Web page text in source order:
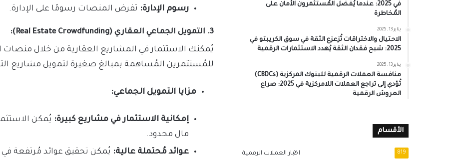
رسوم الإدارة: تفرض المنصات رسومًا على الإدارة.
3. التمويل الجماعي العقاري (Real Estate Crowdfunding):
يُمكنك الاستثمار في المشاريع العقارية من خلال منصات
للمُستثمرين المُساهمة بمبالغ صغيرة لتمويل مشاريع
مزايا التمويل الجماعي:
إمكانية الاستثمار في مشاريع كبيرة: يُمكن
مال محدود.
عوائد مُحتملة عالية: يُمكن تحقيق عوائد مُرتفعة
في 2025: عندما يُفضل المُستثمرون الأمان على
المُخاطرة
يناير 13, 2025
الاحتيال والاختراقات تُزعزع الثقة في سوق الكريبتو في
2025: شبح فقدان الثقة يُهدد الاستثمارات الرقمية
يناير 13, 2025
منافسة العملات الرقمية للبنوك المركزية (CBDCs)
تُؤدي إلى تراجع العملات اللامركزية في 2025: صراع
العروش الرقمية
الأقسام
اخبار العملات الرقمية 819